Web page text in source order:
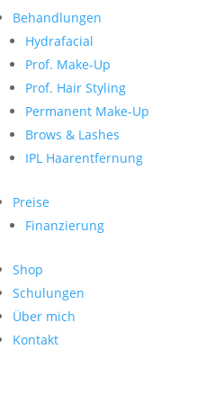
Behandlungen
Hydrafacial
Prof. Make-Up
Prof. Hair Styling
Permanent Make-Up
Brows & Lashes
IPL Haarentfernung
Preise
Finanzierung
Shop
Schulungen
Über mich
Kontakt
nach:
Neueste Kommentare
Archiv
Kategorien
Keine Kategorien
Meta
Anmelden
Feed der Einträge
WordPress.org
Search
nach:
Archive
Kontakt
Impressum
Datenschutz